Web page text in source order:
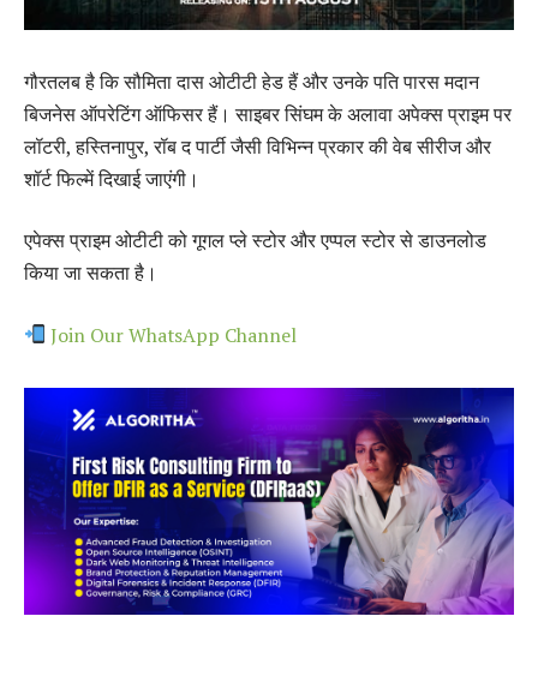
गौरतलब है कि सौमिता दास ओटीटी हेड हैं और उनके पति पारस मदान
बिजनेस ऑपरेटिंग ऑफिसर हैं। साइबर सिंघम के अलावा अपेक्स प्राइम पर
लॉटरी, हस्तिनापुर, रॉब द पार्टी जैसी विभिन्न प्रकार की वेब सीरीज और
शॉर्ट फिल्में दिखाई जाएंगी।
एपेक्स प्राइम ओटीटी को गूगल प्ले स्टोर और एप्पल स्टोर से डाउनलोड
किया जा सकता है।
Join Our WhatsApp Channel